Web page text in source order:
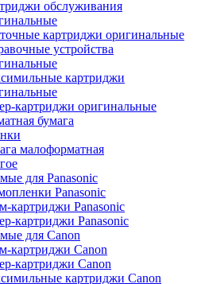
обслуживания
картриджи оригинальные
устройства
картриджи
картриджи оригинальные
бумага
малоформатная
для Panasonic
Panasonic
картриджи Panasonic
картриджи Panasonic
для Canon
картриджи Canon
картриджи Canon
картриджи Canon